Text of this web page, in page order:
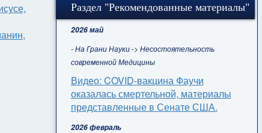
Раздел "Рекомендованные материалы"
2026 май
- На Грани Науки -> Несостоятельность
современной Медицины
Видео: COVID-вакцина Фаучи
оказалась смертельной, материалы
представленные в Сенате США.
2026 февраль